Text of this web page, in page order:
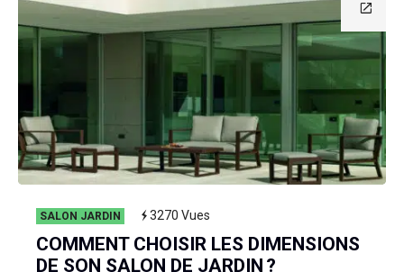
SALON JARDIN 3270 Vues
COMMENT CHOISIR LES DIMENSIONS
DE SON SALON DE JARDIN ?